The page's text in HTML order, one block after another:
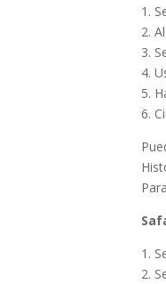
1.
2.
3.
4.
5.
6.
1.
2.